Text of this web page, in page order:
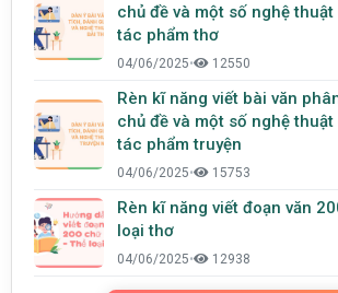
chủ đề và một số nghệ
tác phẩm thơ
04/06/2025• 12550
Rèn kĩ năng viết bài văn
chủ đề và một số nghệ
tác phẩm truyện
04/06/2025• 15753
Rèn kĩ năng viết đoạn văn
loại thơ
04/06/2025• 12938